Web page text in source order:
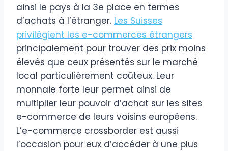
ainsi le pays à la 3e place en termes
d’achats à l’étranger. Les Suisses
privilégient les e-commerces étrangers
principalement pour trouver des prix moins
élevés que ceux présentés sur le marché
local particulièrement coûteux. Leur
monnaie forte leur permet ainsi de
multiplier leur pouvoir d’achat sur les sites
e-commerce de leurs voisins européens.
L’e-commerce crossborder est aussi
l’occasion pour eux d’accéder à une plus